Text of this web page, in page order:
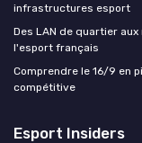
infrastructures esport
Des LAN de quartier
l'esport français
Comprendre le 16/9 en
compétitive
Esport Insiders